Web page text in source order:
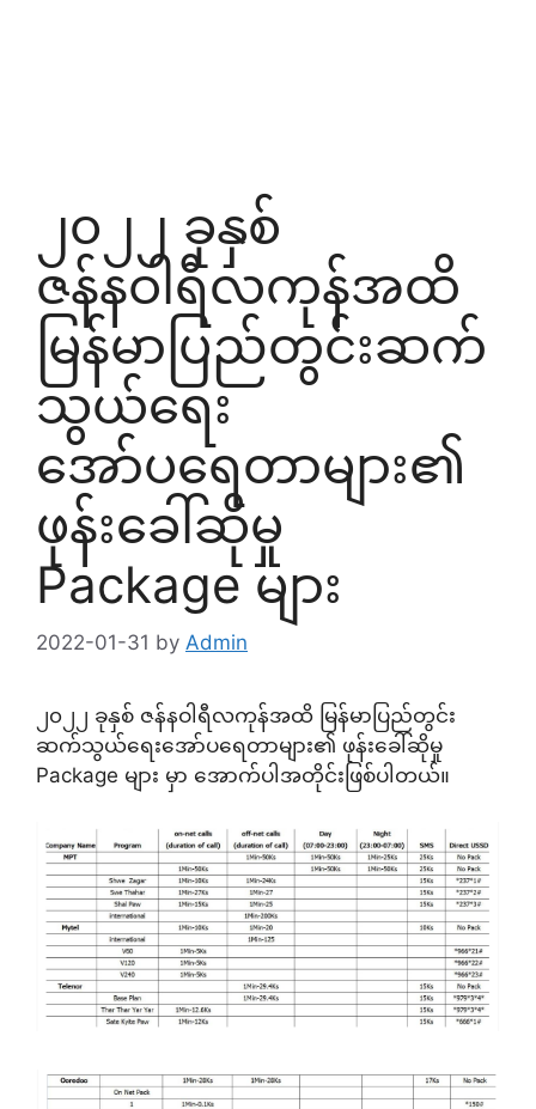
၂၀၂၂ ခုနှစ်
ဇန်နဝါရီလကုန်အထိ
မြန်မာပြည်တွင်းဆက်
သွယ်ရေး
အော်ပရေတာများ၏
ဖုန်းခေါ်ဆိုမှု
Package များ
2022-01-31 by Admin
၂၀၂၂ ခုနှစ် ဇန်နဝါရီလကုန်အထိ မြန်မာပြည်တွင်း
ဆက်သွယ်ရေးအော်ပရေတာများ၏ ဖုန်းခေါ်ဆိုမှု
Package များ မှာ အောက်ပါအတိုင်းဖြစ်ပါတယ်။